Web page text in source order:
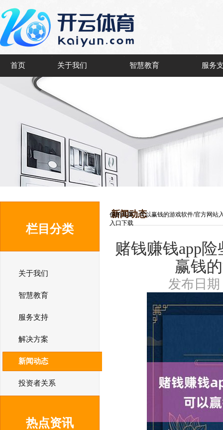
首页 关于我们 智慧教育 服务
栏目分类
关于我们
智慧教育
服务支持
解决方案
新闻动态
投资者关系
热点资讯
新闻动态
你的位置：可以赢钱的游戏软件/官方网站
入口下载
赌钱赚钱app
赢钱
发布日